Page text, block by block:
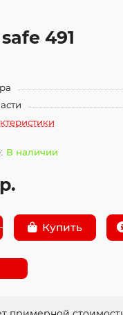
491
В наличии
Купить